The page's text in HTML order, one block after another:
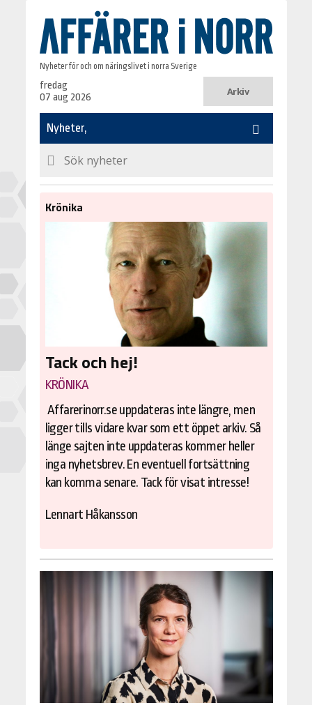
Nyheter för och om näringslivet i norra Sverige
fredag
07 aug 2026
Arkiv
Krönika
Tack och hej!
KRÖNIKA
Affarerinorr.se uppdateras inte längre, men
ligger tills vidare kvar som ett öppet arkiv. Så
länge sajten inte uppdateras kommer heller
inga nyhetsbrev. En eventuell fortsättning
kan komma senare. Tack för visat intresse!
Lennart Håkansson